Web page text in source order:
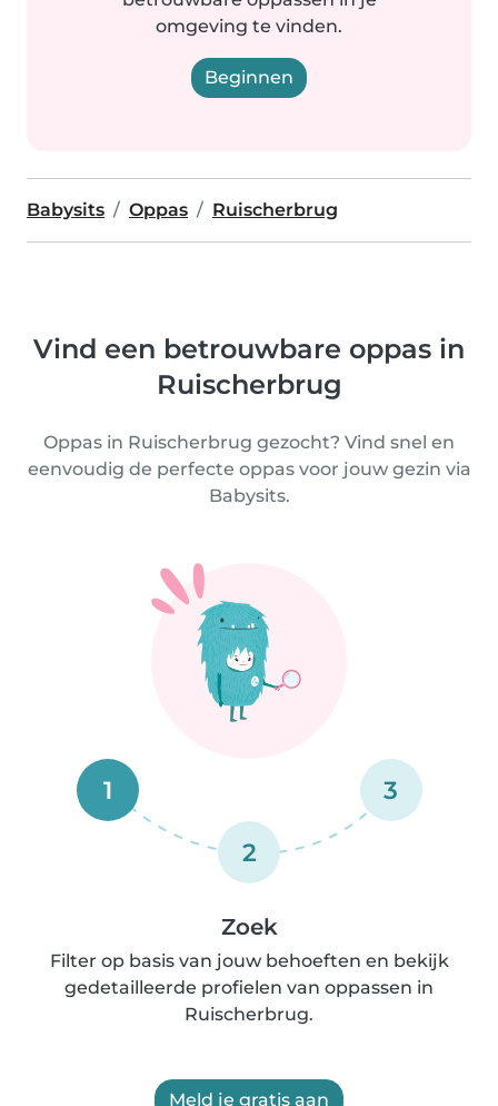
omgeving te vinden.
Beginnen
Babysits Oppas Ruischerbrug
Vind een betrouwbare oppas in
Ruischerbrug
Oppas in Ruischerbrug gezocht? Vind snel en
eenvoudig de perfecte oppas voor jouw gezin via
Babysits.
1
2
3
Zoek
Filter op basis van jouw behoeften en bekijk
gedetailleerde profielen van oppassen in
Ruischerbrug.
Meld je gratis aan